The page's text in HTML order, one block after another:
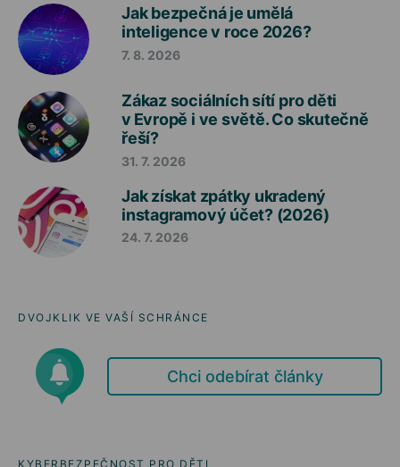
Jak bezpečná je umělá
inteligence v roce 2026?
7. 8. 2026
Zákaz sociálních sítí pro děti
v Evropě i ve světě. Co skutečně
řeší?
31. 7. 2026
Jak získat zpátky ukradený
instagramový účet? (2026)
24. 7. 2026
DVOJKLIK VE VAŠÍ SCHRÁNCE
Chci odebírat články
KYBERBEZPEČNOST PRO DĚTI